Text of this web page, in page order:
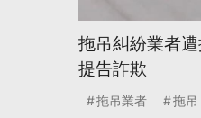
拖吊糾紛業者
提告詐欺
拖吊業者 拖吊